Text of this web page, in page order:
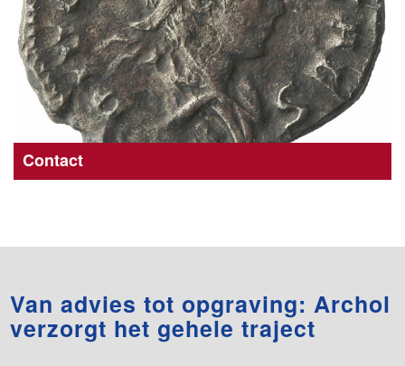
Contact
Van advies tot opgraving: Archol
verzorgt het gehele traject